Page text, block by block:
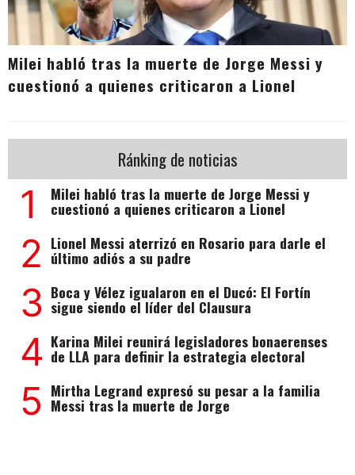
Milei habló tras la muerte de Jorge Messi y
cuestionó a quienes criticaron a Lionel
Ránking de noticias
1 Milei habló tras la muerte de Jorge Messi y
cuestionó a quienes criticaron a Lionel
2 Lionel Messi aterrizó en Rosario para darle el
último adiós a su padre
3 Boca y Vélez igualaron en el Ducó: El Fortín
sigue siendo el líder del Clausura
4 Karina Milei reunirá legisladores bonaerenses
de LLA para definir la estrategia electoral
5 Mirtha Legrand expresó su pesar a la familia
Messi tras la muerte de Jorge